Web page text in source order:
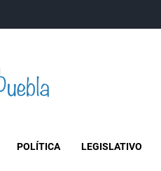
POLÍTICA LEGISLATIVO